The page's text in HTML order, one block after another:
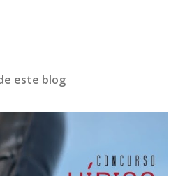
este blog